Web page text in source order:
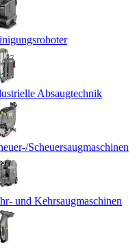
Absaugtechnik
Scheuersaugmaschinen
und Kehrsaugmaschinen